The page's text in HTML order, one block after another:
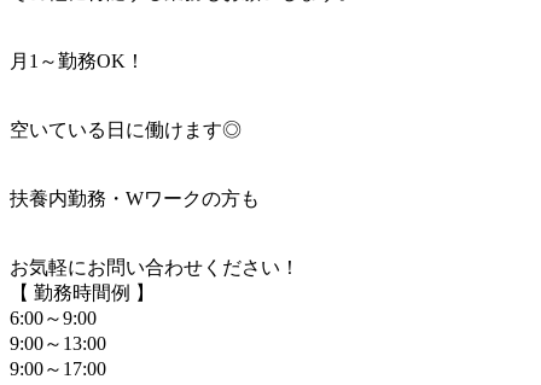
月1～勤務OK！
空いている日に働けます◎
扶養内勤務・Wワークの方も
お気軽にお問い合わせください！
【 勤務時間例 】
6:00～9:00
9:00～13:00
9:00～17:00